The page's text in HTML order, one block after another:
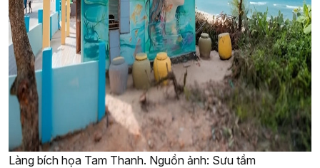
Làng bích họa Tam Thanh. Nguồn ảnh: Sưu tầm